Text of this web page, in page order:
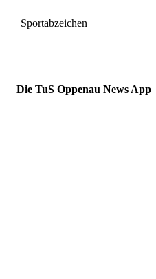
Sportabzeichen
Die TuS Oppenau News App